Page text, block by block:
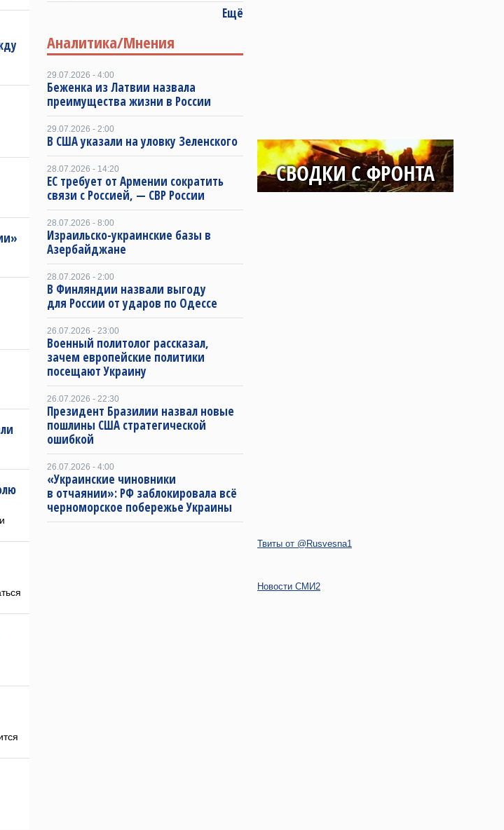
Ещё
Аналитика/Мнения
29.07.2026 - 4:00
Беженка из Латвии назвала
преимущества жизни в России
29.07.2026 - 2:00
В США указали на уловку Зеленского
28.07.2026 - 14:20
ЕС требует от Армении сократить
связи с Россией, — СВР России
28.07.2026 - 8:00
Израильско-украинские базы в
Азербайджане
28.07.2026 - 2:00
В Финляндии назвали выгоду
для России от ударов по Одессе
26.07.2026 - 23:00
Военный политолог рассказал,
зачем европейские политики
посещают Украину
26.07.2026 - 22:30
Президент Бразилии назвал новые
пошлины США стратегической
ошибкой
26.07.2026 - 4:00
«Украинские чиновники
в отчаянии»: РФ заблокировала всё
черноморское побережье Украины
Твиты от @Rusvesna1
Новости СМИ2